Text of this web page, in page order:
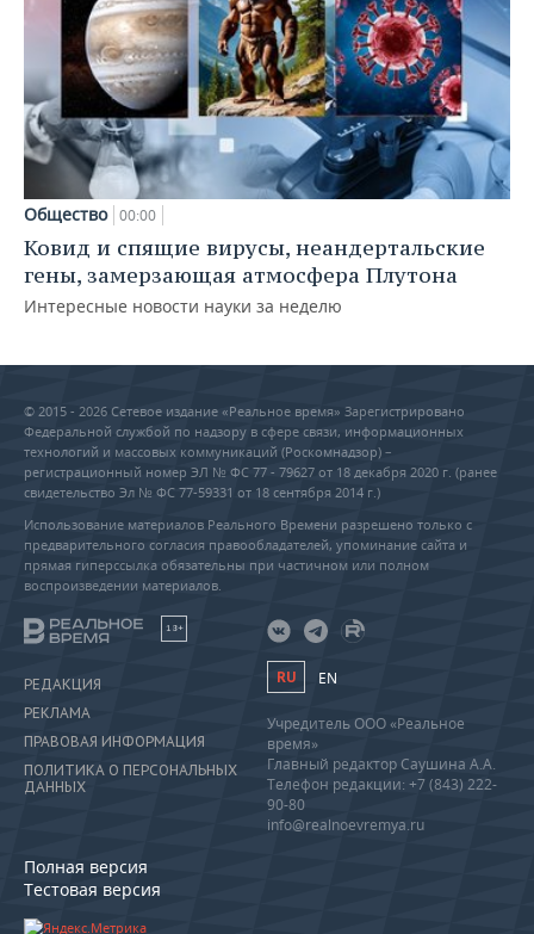
Общество 00:00
Ковид и спящие вирусы, неандертальские
гены, замерзающая атмосфера Плутона
Интересные новости науки за неделю
© 2015 - 2026 Сетевое издание «Реальное время» Зарегистрировано
Федеральной службой по надзору в сфере связи, информационных
технологий и массовых коммуникаций (Роскомнадзор) –
регистрационный номер ЭЛ № ФС 77 - 79627 от 18 декабря 2020 г. (ранее
свидетельство Эл № ФС 77-59331 от 18 сентября 2014 г.)
Использование материалов Реального Времени разрешено только с
предварительного согласия правообладателей, упоминание сайта и
прямая гиперссылка обязательны при частичном или полном
воспроизведении материалов.
18+
РЕДАКЦИЯ
РЕКЛАМА
ПРАВОВАЯ ИНФОРМАЦИЯ
ПОЛИТИКА О ПЕРСОНАЛЬНЫХ
ДАННЫХ
Полная версия
Тестовая версия
RU EN
Учредитель ООО «Реальное
время»
Главный редактор Саушина А.А.
Телефон редакции: +7 (843) 222-
90-80
info@realnoevremya.ru